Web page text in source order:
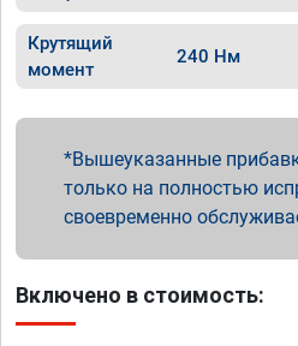
Крутящий
момент
240 Нм
Вышеуказанные
только на полностью
своевременно
Включено в стоимость: